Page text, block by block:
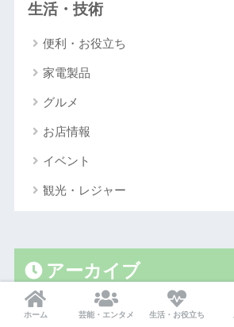
生活・技術
便利・お役立ち
家電製品
グルメ
お店情報
イベント
観光・レジャー
アーカイブ
ホーム 芸能・エンタメ 生活・お役立ち